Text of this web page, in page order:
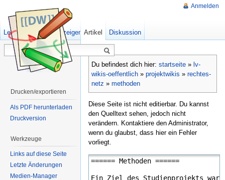
Du befindest dich hier: startseite » lv-
wikis-oeffentlich » projektwikis » rechtes-
netz » methoden
Diese Seite ist nicht editierbar. Du kannst
den Quelltext sehen, jedoch nicht
verändern. Kontaktiere den Administrator,
wenn du glaubst, dass hier ein Fehler
vorliegt.
Anmelden
Artikel Diskussion
Lesen Quelltext anzeigen Ältere Versionen
Drucken/exportieren
Als PDF herunterladen
Druckversion
Werkzeuge
Links auf diese Seite
Letzte Änderungen
Medien-Manager